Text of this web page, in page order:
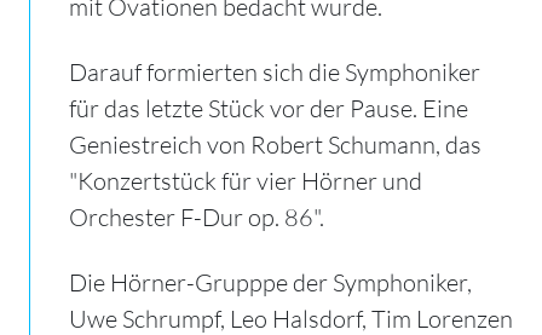
mit Ovationen bedacht wurde.
Darauf formierten sich die Symphoniker
für das letzte Stück vor der Pause. Eine
Geniestreich von Robert Schumann, das
"Konzertstück für vier Hörner und
Orchester F-Dur op. 86".
Die Hörner-Grupppe der Symphoniker,
Uwe Schrumpf, Leo Halsdorf, Tim Lorenzen